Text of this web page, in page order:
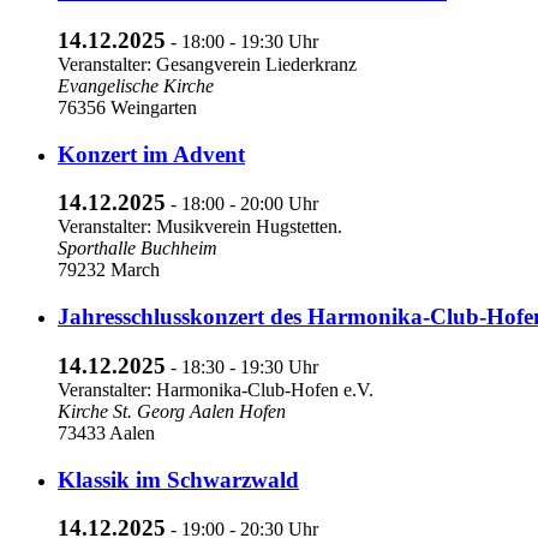
14.12.2025 - 18:00 - 19:30 Uhr
Veranstalter: Gesangverein Liederkranz
Evangelische Kirche
76356 Weingarten
Konzert im Advent
14.12.2025 - 18:00 - 20:00 Uhr
Veranstalter: Musikverein Hugstetten.
Sporthalle Buchheim
79232 March
Jahresschlusskonzert des Harmonika-Club-
14.12.2025 - 18:30 - 19:30 Uhr
Veranstalter: Harmonika-Club-Hofen e.V.
Kirche St. Georg Aalen Hofen
73433 Aalen
Klassik im Schwarzwald
14.12.2025 - 19:00 - 20:30 Uhr